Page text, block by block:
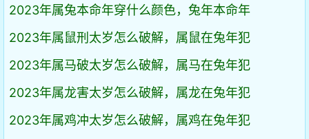
2023年属兔本命年穿什么颜色，兔年本命年
2023年属鼠刑太岁怎么破解，属鼠在兔年犯
2023年属马破太岁怎么破解，属马在兔年犯
2023年属龙害太岁怎么破解，属龙在兔年犯
2023年属鸡冲太岁怎么破解，属鸡在兔年犯